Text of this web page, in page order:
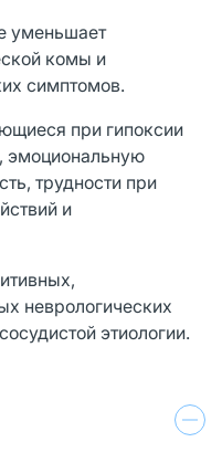
уменьшает
комы и
симптомов.
при гипоксии
эмоциональную
трудности при
и
неврологических
этиологии.